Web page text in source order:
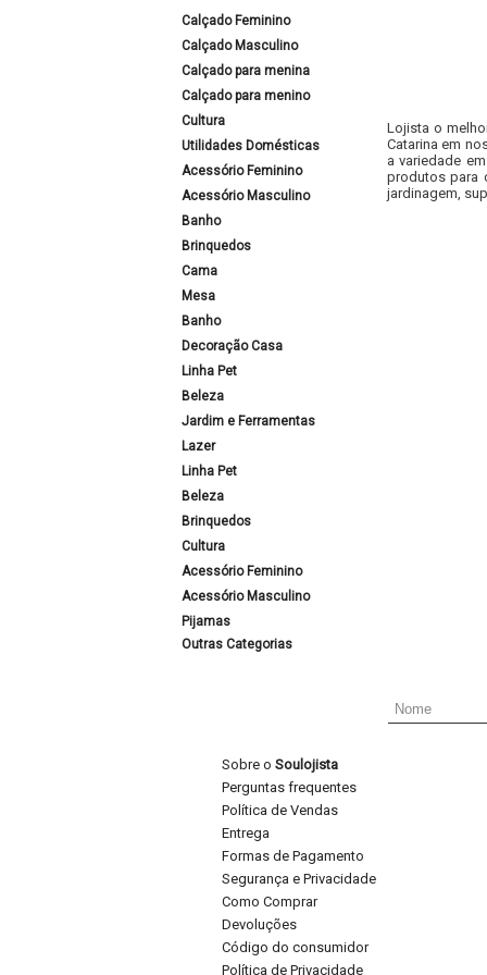
Calçado Feminino
Calçado Masculino
Calçado para menina
Calçado para menino
Cultura
Utilidades Domésticas
Acessório Feminino
Acessório Masculino
Banho
Brinquedos
Cama
Mesa
Banho
Decoração Casa
Linha Pet
Beleza
Jardim e Ferramentas
Lazer
Linha Pet
Beleza
Brinquedos
Cultura
Acessório Feminino
Acessório Masculino
Pijamas
Outras Categorias
Lojista o
Catarina em
a variedade
produtos para
jardinagem,
Sobre o Soulojista
Perguntas frequentes
Política de Vendas
Entrega
Formas de Pagamento
Segurança e Privacidade
Como Comprar
Devoluções
Código do consumidor
Política de Privacidade